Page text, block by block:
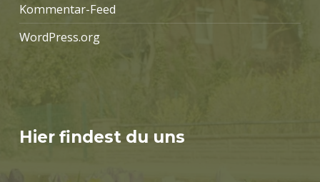
Kommentar-Feed
WordPress.org
Hier findest du uns